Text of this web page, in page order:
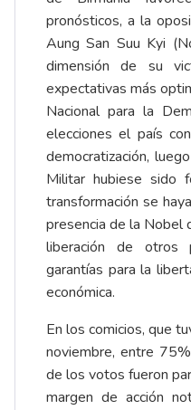
pronósticos, a la
Aung San Suu Kyi
dimensión de su
expectativas más
Nacional para la
elecciones el país
democratización,
Militar hubiese sido
transformación se
presencia de la Nobel
liberación de otros
garantías para la
económica.
En los comicios, que
noviembre, entre
de los votos fueron
margen de acción